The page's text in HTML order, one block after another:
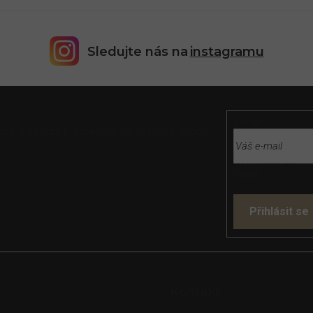
Sledujte nás na instagramu
Vložením e-
Přihlásit se